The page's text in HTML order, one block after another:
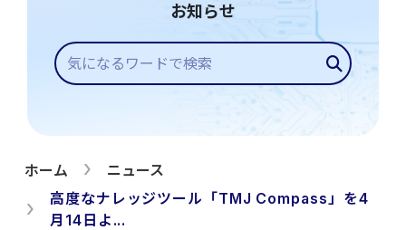
お知らせ
ホーム
ニュース
高度なナレッジツール「TMJ Compass」を4
月14日よ...